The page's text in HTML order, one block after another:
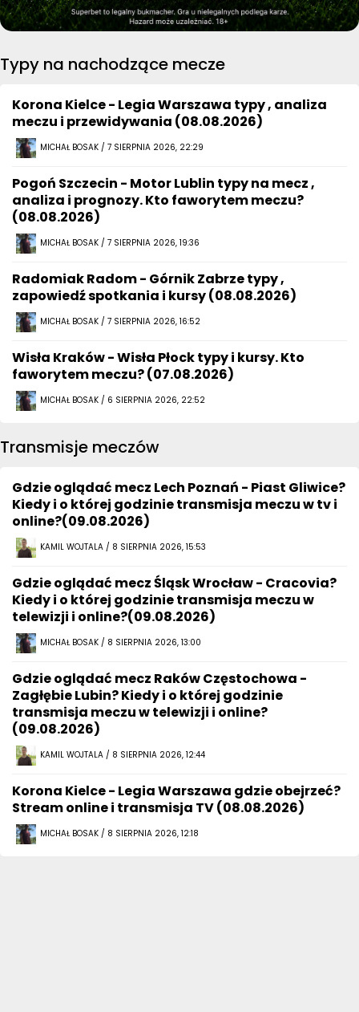
Typy na nachodzące mecze
Korona Kielce - Legia Warszawa typy , analiza
meczu i przewidywania (08.08.2026)
MICHAŁ BOSAK / 7 SIERPNIA 2026, 22:29
Pogoń Szczecin - Motor Lublin typy na mecz ,
analiza i prognozy. Kto faworytem meczu?
(08.08.2026)
MICHAŁ BOSAK / 7 SIERPNIA 2026, 19:36
Radomiak Radom - Górnik Zabrze typy ,
zapowiedź spotkania i kursy (08.08.2026)
MICHAŁ BOSAK / 7 SIERPNIA 2026, 16:52
Wisła Kraków - Wisła Płock typy i kursy. Kto
faworytem meczu? (07.08.2026)
MICHAŁ BOSAK / 6 SIERPNIA 2026, 22:52
Transmisje meczów
Gdzie oglądać mecz Lech Poznań - Piast Gliwice?
Kiedy i o której godzinie transmisja meczu w tv i
online?(09.08.2026)
KAMIL WOJTALA / 8 SIERPNIA 2026, 15:53
Gdzie oglądać mecz Śląsk Wrocław - Cracovia?
Kiedy i o której godzinie transmisja meczu w
telewizji i online?(09.08.2026)
MICHAŁ BOSAK / 8 SIERPNIA 2026, 13:00
Gdzie oglądać mecz Raków Częstochowa -
Zagłębie Lubin? Kiedy i o której godzinie
transmisja meczu w telewizji i online?
(09.08.2026)
KAMIL WOJTALA / 8 SIERPNIA 2026, 12:44
Korona Kielce - Legia Warszawa gdzie obejrzeć?
Stream online i transmisja TV (08.08.2026)
MICHAŁ BOSAK / 8 SIERPNIA 2026, 12:18